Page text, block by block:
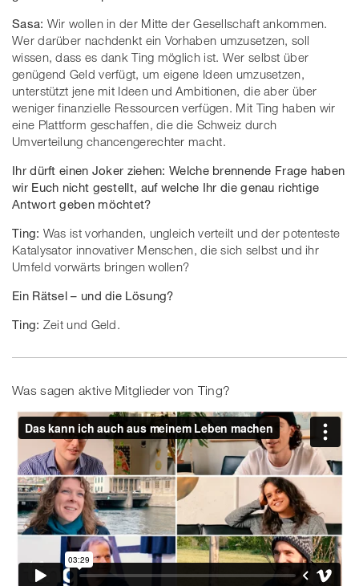
Sasa: Wir wollen in der Mitte der Gesellschaft ankommen.
Wer darüber nachdenkt ein Vorhaben umzusetzen, soll
wissen, dass es dank Ting möglich ist. Wer selbst über
genügend Geld verfügt, um eigene Ideen umzusetzen,
unterstützt jene mit Ideen und Ambitionen, die aber über
weniger finanzielle Ressourcen verfügen. Mit Ting haben wir
eine Plattform geschaffen, die die Schweiz durch
Umverteilung chancengerechter macht.
Ihr dürft einen Joker ziehen: Welche brennende Frage haben
wir Euch nicht gestellt, auf welche Ihr die genau richtige
Antwort geben möchtet?
Ting: Was ist vorhanden, ungleich verteilt und der potenteste
Katalysator innovativer Menschen, die sich selbst und ihr
Umfeld vorwärts bringen wollen?
Ein Rätsel – und die Lösung?
Ting: Zeit und Geld.
Was sagen aktive Mitglieder von Ting?